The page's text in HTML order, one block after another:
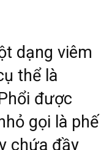
dạng viêm
thể là
được
gọi là phế
chứa đầy